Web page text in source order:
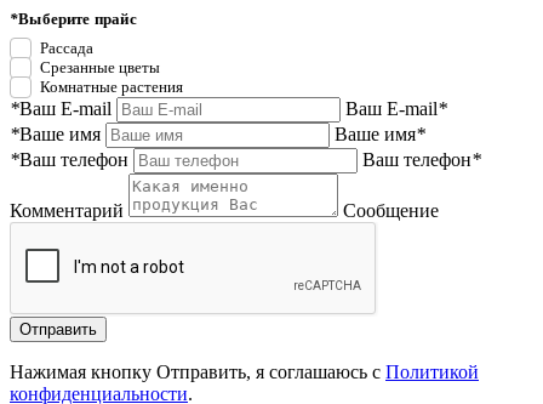
*Выберите прайс
Рассада
Срезанные цветы
Комнатные растения
*Ваш E-mail Ваш E-mail*
*Ваше имя Ваше имя*
*Ваш телефон Ваш телефон*
Комментарий Сообщение
Нажимая кнопку Отправить, я соглашаюсь с Политикой
конфиденциальности.